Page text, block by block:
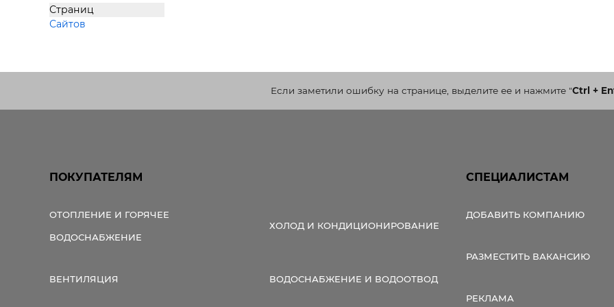
Страниц
Сайтов
Если заметили ошибку на странице, выделите ее и нажмите"Ctrl +
ПОКУПАТЕЛЯМ
ОТОПЛЕНИЕ И ГОРЯЧЕЕ
ВОДОСНАБЖЕНИЕ
ХОЛОД И КОНДИЦИОНИРОВАНИЕ
ВЕНТИЛЯЦИЯ ВОДОСНАБЖЕНИЕ И ВОДООТВОД
СПЕЦИАЛИСТАМ
ДОБАВИТЬ КОМПАНИЮ
РАЗМЕСТИТЬ ВАКАНСИЮ
РЕКЛАМА